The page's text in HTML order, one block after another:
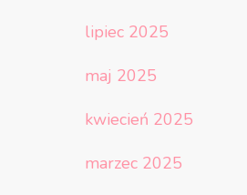
lipiec 2025
maj 2025
kwiecień 2025
marzec 2025